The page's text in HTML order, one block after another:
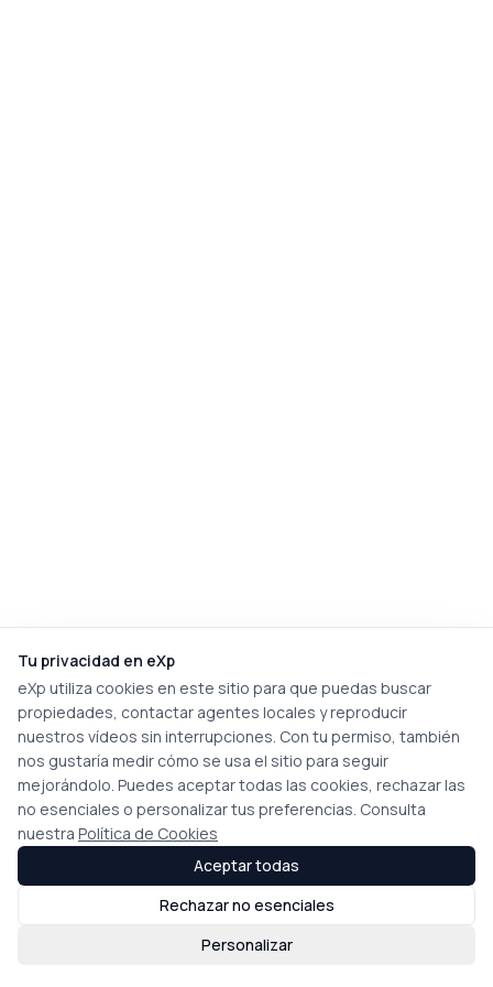
Tu privacidad en eXp
eXp utiliza cookies en este sitio para que puedas buscar
propiedades, contactar agentes locales y reproducir
nuestros vídeos sin interrupciones. Con tu permiso, también
nos gustaría medir cómo se usa el sitio para seguir
mejorándolo. Puedes aceptar todas las cookies, rechazar las
no esenciales o personalizar tus preferencias. Consulta
nuestra Política de Cookies
Personalizar
Rechazar no esenciales
Aceptar todas